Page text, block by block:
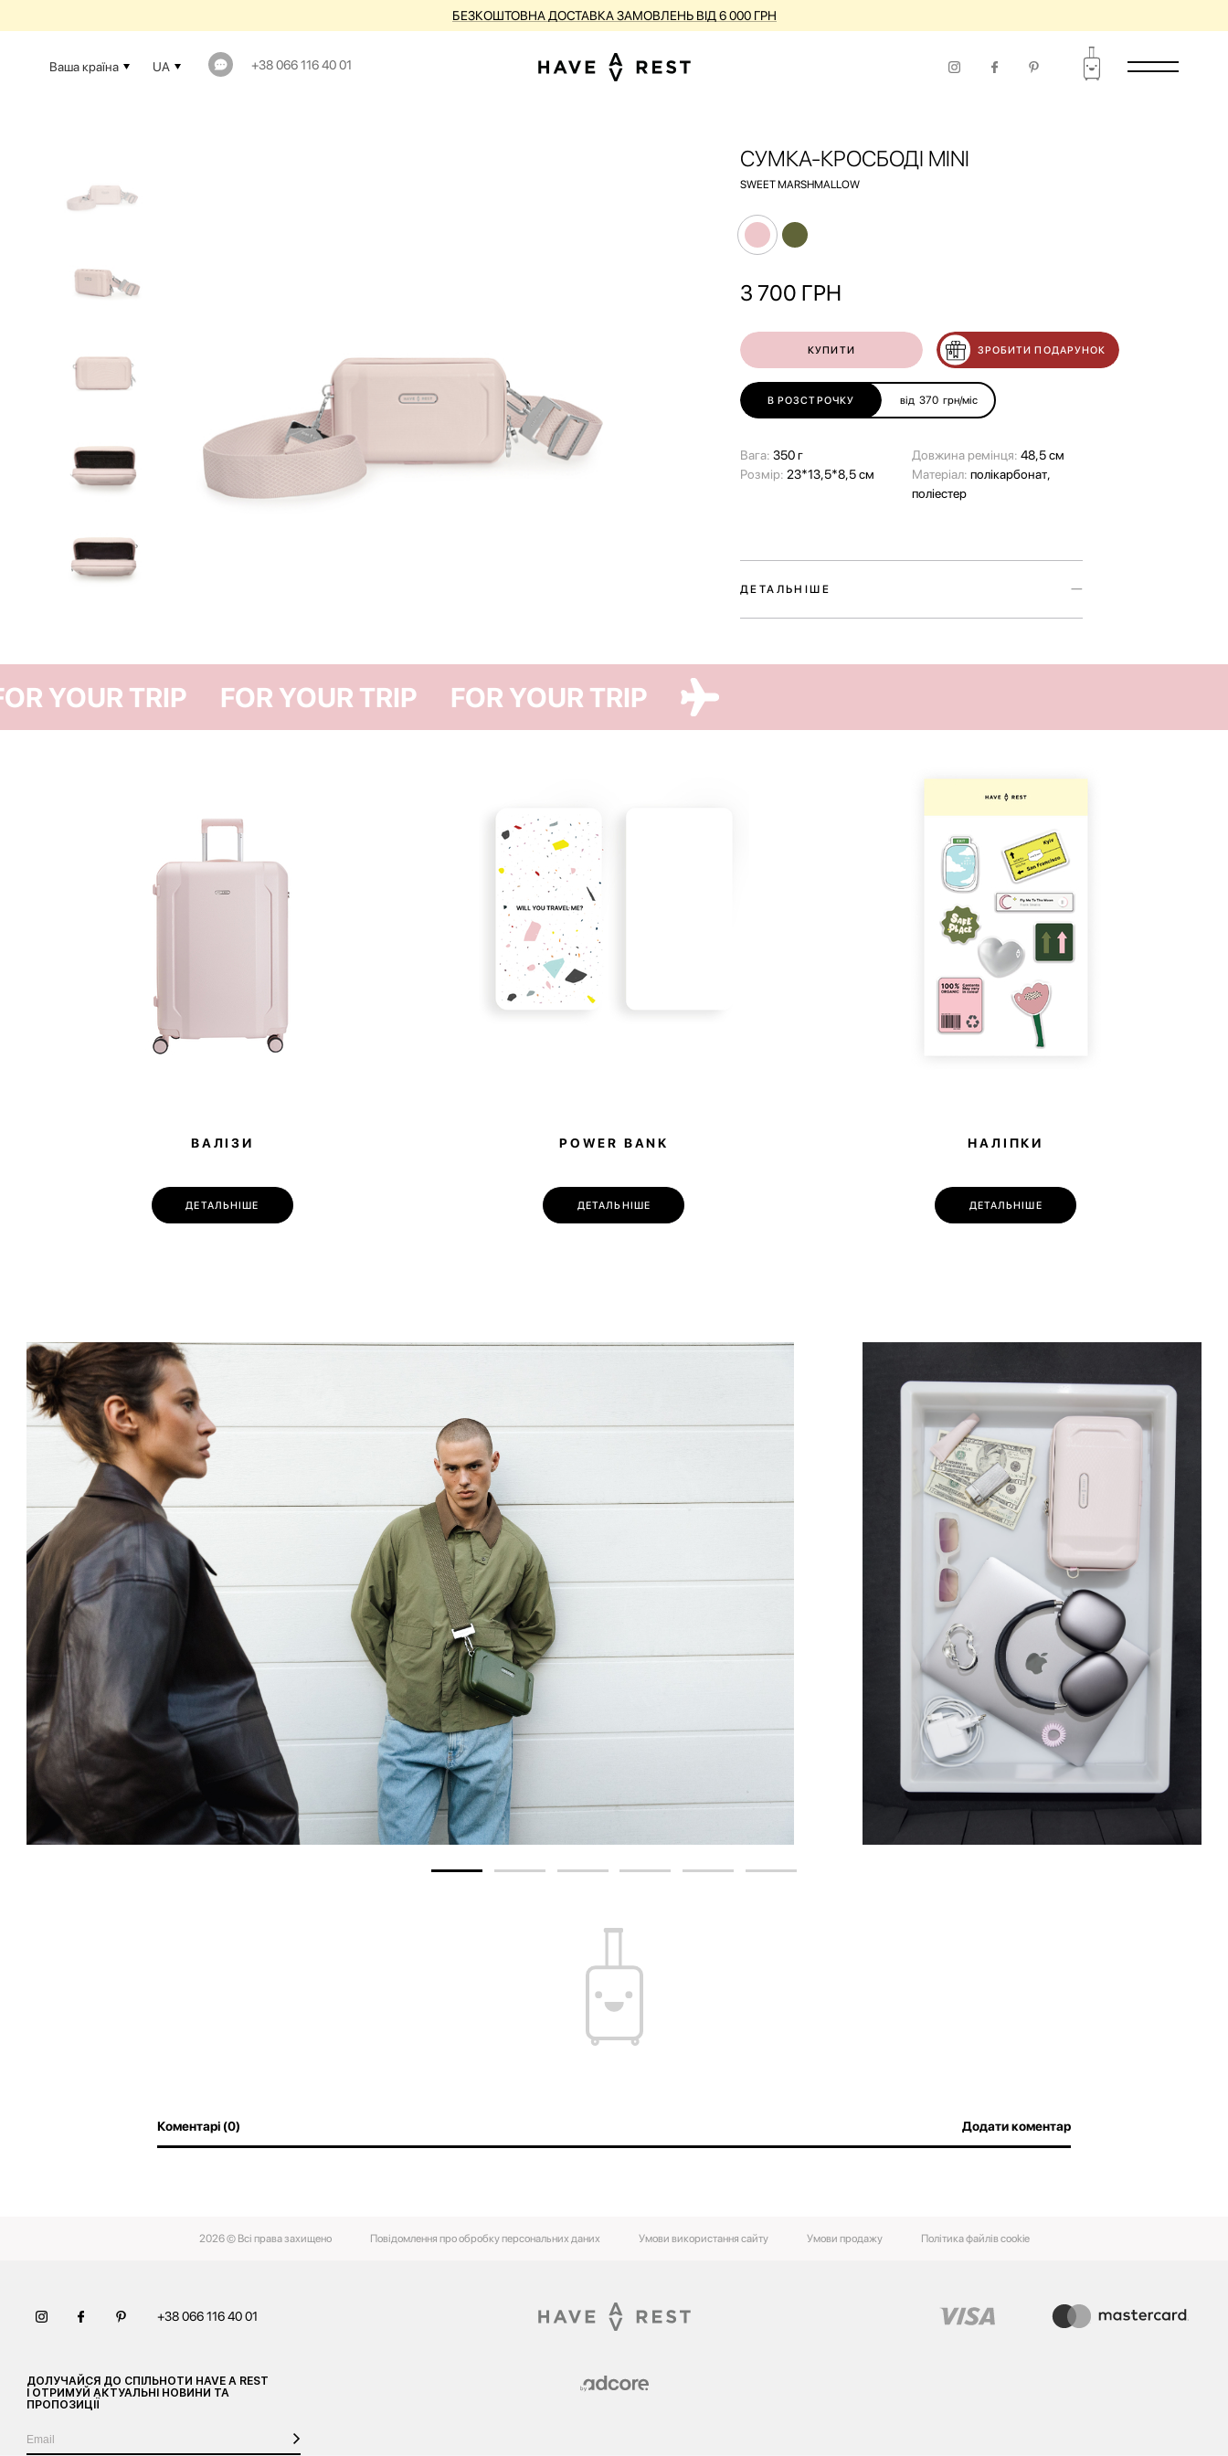
КУПУЙ ВАЛІЗИ З НЕДОСКОНАЛОСТЯМИ ЗІ ЗНИЖКОЮ ДО -25%
Ваша країна UA +38 066 116 40 01
СУМКА-КРОСБОДІ MINI
SWEET MARSHMALLOW
3 700 ГРН
КУПИТИ ЗРОБИТИ ПОДАРУНОК
В РОЗСТРОЧКУ від 370 грн/міс
Вага: 350 г
Розмір: 23*13,5*8,5 см
Довжина ремінця: 48,5 см
Матеріал: полікарбонат,
поліестер
ДЕТАЛЬНІШЕ
речі — для цього всередині є одне загальне відділення.
Додатково необхідні дрібниці можна розмістити в
невеликих кишенях: прозорій на блискавці та кишені-сітці
FOR YOUR TRIP FOR YOUR TRIP FOR YOUR TRIP
ВАЛІЗИ
ДЕТАЛЬНІШЕ
POWER BANK
ДЕТАЛЬНІШЕ
НАЛІПКИ
ДЕТАЛЬНІШЕ
Коментарі (0) Додати коментар
2026 © Всі права захищено Повідомлення про обробку персональних даних Умови використання сайту Умови‌ ‌продажу‌ Політика файлів cookie
+38 066 116 40 01
ДОЛУЧАЙСЯ ДО СПІЛЬНОТИ HAVE A REST
І ОТРИМУЙ АКТУАЛЬНІ НОВИНИ ТА
ПРОПОЗИЦІЇ
💌 Долучайся до спільноти Have A Rest!